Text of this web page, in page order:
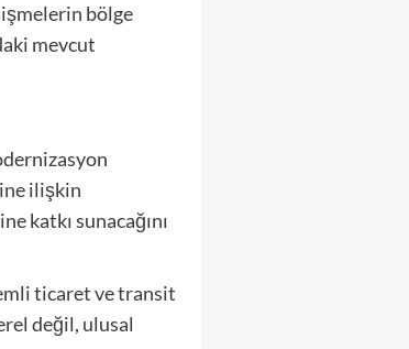
bölge
mevcut
ilişkin
katkı sunacağını
ticaret ve transit
değil, ulusal